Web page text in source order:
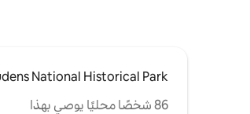
National Historical Park
86 شخصًا محليًا يوصي بهذا